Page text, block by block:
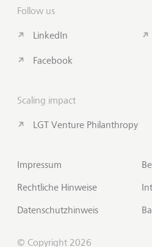
Follow us
LinkedIn
Facebook
Scaling impact
LGT Venture Philanthropy
Impressum
Rechtliche Hinweise
Datenschutzhinweis
© Copyright 2026